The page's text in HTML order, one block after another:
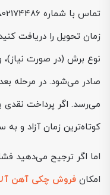
زمان تحویل را دریافت
نوع برش (در صورت
صادر می‌شود. در مرحله
می‌رسد. اگر پرداخت نقدی
کوتاه‌ترین زمان آزاد و
اما اگر ترجیح می‌دهید
امکان فروش چکی آهن